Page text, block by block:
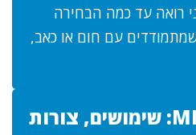
רואה עד כמה הבחירה
עם חום או כאב,
מורפין MCR ו-MIR: שימושים, צורות